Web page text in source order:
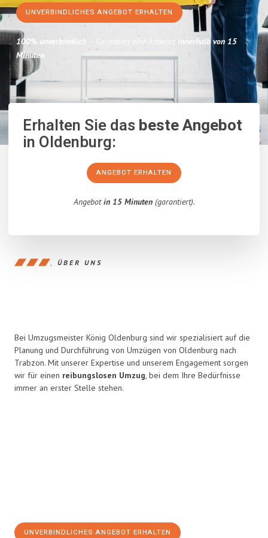
UNVERBINDLICHES ANGEBOT ERHALTEN
100% unverbindlich – Garantiert eine Antwort innerhalb von 15
Minuten.
Erhalten Sie dasbeste Angebot
in Oldenburg:
ANGEBOT ERHALTEN
Angebotin 15 Minuten(garantiert).
ÜBER UNS
Bei Umzugsmeister König Oldenburg sind wir spezialisiert auf die
Planung und Durchführung von Umzügen von Oldenburg nach
Trabzon. Mit unserer Expertise und unserem Engagement sorgen
wir für einen reibungslosen Umzug, bei dem Ihre Bedürfnisse
immer an erster Stelle stehen.
UNVERBINDLICHES ANGEBOT ERHALTEN